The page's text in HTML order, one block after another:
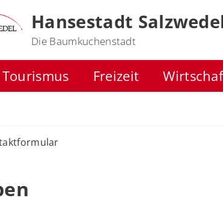
Hansestadt
Die Baumkuchenstadt
Tourismus Freizeit